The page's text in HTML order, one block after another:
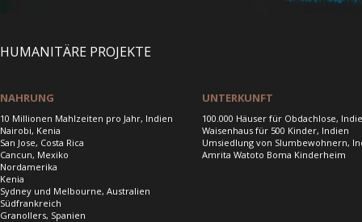
HUMANITÄRE PROJEKTE
NAHRUNG
10 Millionen Mahlzeiten pro Jahr, Indien
Nairobi, Kenia
San Jose, Costa Rica
Cancun, Mexiko
Nordamerika
Kenia
Sydney und Melbourne, Australien
Südfrankreich
Granollers, Spanien
UNTERKUNFT
100.000 Häuser für Obdachlose,
Waisenhaus für 500 Kinder, Indien
Umsiedlung von Slumbewohnern,
Amrita Watoto Boma Kinderheim